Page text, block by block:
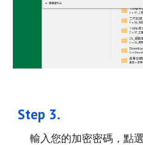
Step 3.
輸入您的加密密碼，點選